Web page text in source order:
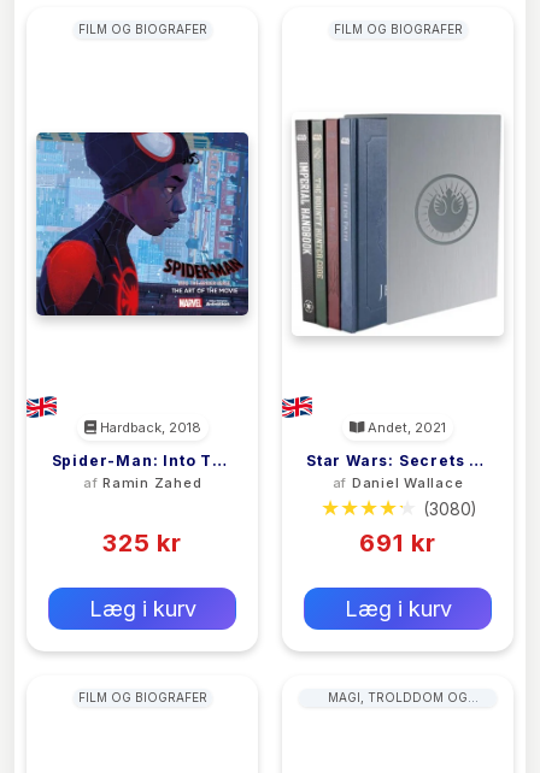
FILM OG BIOGRAFER
Hardback, 2018
Spider-Man: Into The
Spider-Verse
af Ramin Zahed
325 kr
Læg i kurv
FILM OG BIOGRAFER
Andet, 2021
Star Wars: Secrets Of
The Galaxy Deluxe
Box Set
af Daniel Wallace
(3080)
691 kr
Læg i kurv
FILM OG BIOGRAFER
MAGI, TROLDDOM OG